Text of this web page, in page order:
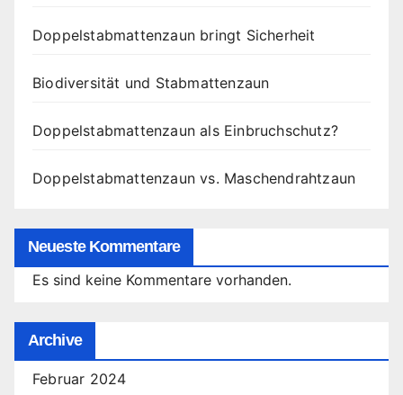
Doppelstabmattenzaun bringt Sicherheit
Biodiversität und Stabmattenzaun
Doppelstabmattenzaun als Einbruchschutz?
Doppelstabmattenzaun vs. Maschendrahtzaun
Neueste Kommentare
Es sind keine Kommentare vorhanden.
Archive
Februar 2024